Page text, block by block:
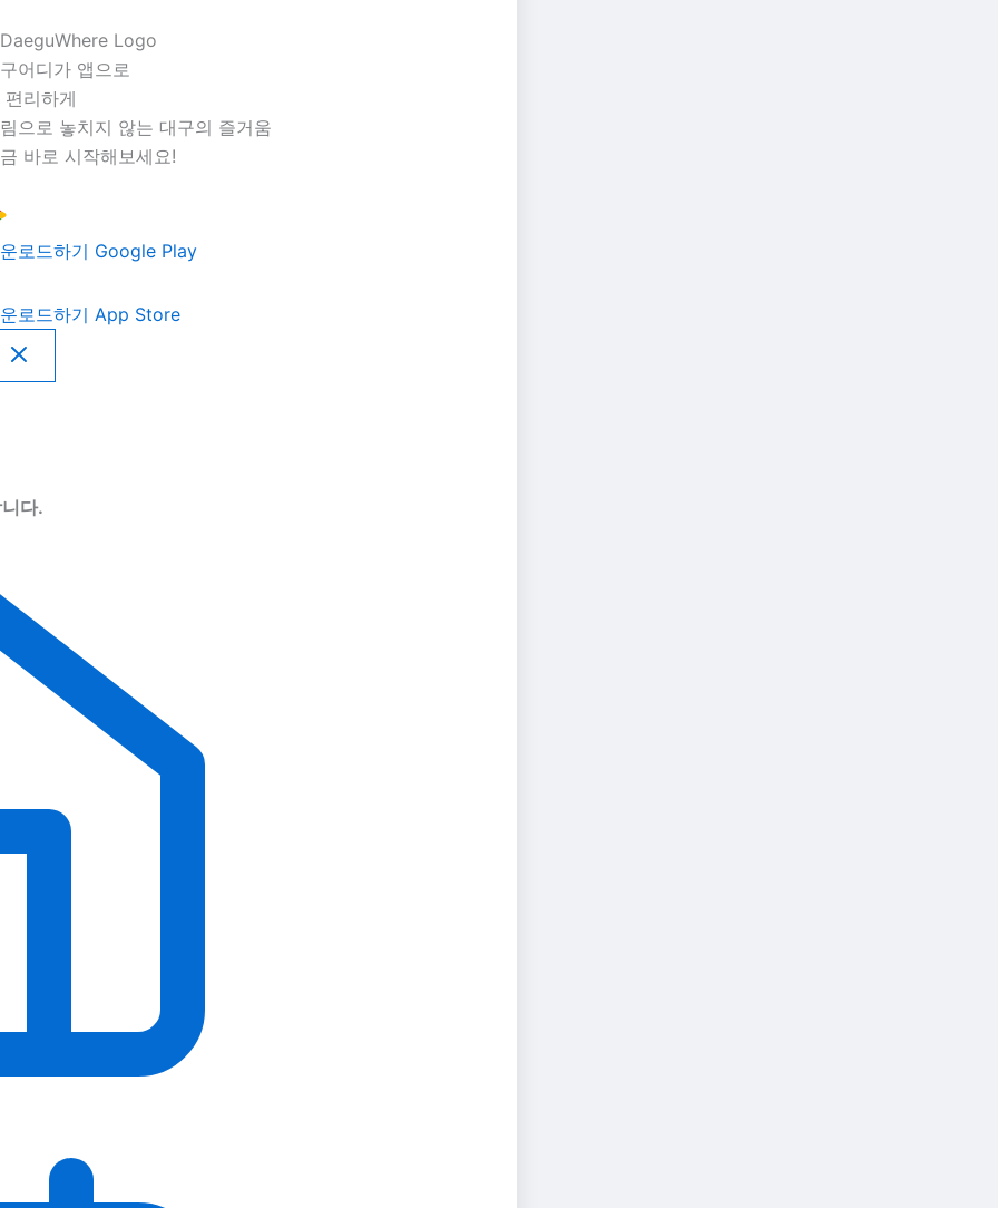
어디가 앱으로
편리하게
으로 놓치지 않는 대구의 즐거움
바로 시작해보세요!
로드하기 Google Play
로드하기 App Store
다.